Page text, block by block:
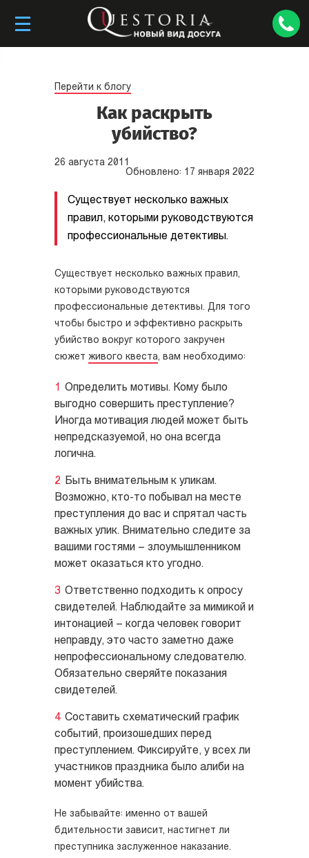
Перейти к блогу
Как раскрыть
убийство?
26 августа 2011
Обновлено: 17 января 2022
Существует несколько важных
правил, которыми руководствуются
профессиональные детективы.
Существует несколько важных правил,
которыми руководствуются
профессиональные детективы. Для того
чтобы быстро и эффективно раскрыть
убийство вокруг которого закручен
сюжет живого квеста, вам необходимо:
Определить мотивы. Кому было
выгодно совершить преступление?
Иногда мотивация людей может быть
непредсказуемой, но она всегда
логична.
Быть внимательным к уликам.
Возможно, кто-то побывал на месте
преступления до вас и спрятал часть
важных улик. Внимательно следите за
вашими гостями – злоумышленником
может оказаться кто угодно.
Ответственно подходить к опросу
свидетелей. Наблюдайте за мимикой и
интонацией – когда человек говорит
неправду, это часто заметно даже
непрофессиональному следователю.
Обязательно сверяйте показания
свидетелей.
Составить схематический график
событий, произошедших перед
преступлением. Фиксируйте, у всех ли
участников праздника было алиби на
момент убийства.
Не забывайте: именно от вашей
бдительности зависит, настигнет ли
преступника заслуженное наказание.